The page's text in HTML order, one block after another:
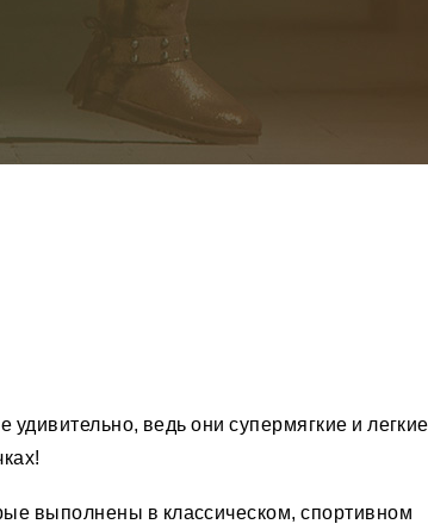
ведь они супермягкие и
выполнены в классическом, спортивном